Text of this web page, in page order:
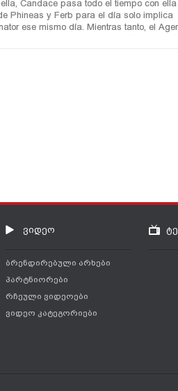
Candace pasa todo el tiempo con ella
Phineas y Ferb para el día solo implica
ese mismo día. Mientras tanto, el
dinámico para reparar Phineas y
ვიდეო
ბრენდირებული არხები
პარტნიორები
რჩეული ვიდეოები
ვიდეო კატეგორიები